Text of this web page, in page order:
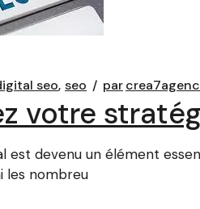
seo seo par
votre
est devenu un élément
les nombreu